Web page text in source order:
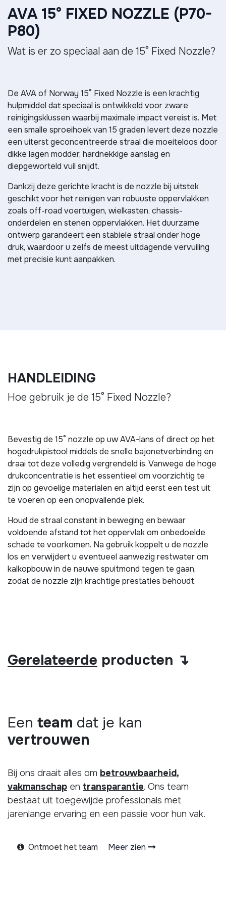
AVA 15° FIXED NOZZLE (P70-
P80)
Wat is er zo speciaal aan de 15° Fixed Nozzle?
De AVA of Norway 15° Fixed Nozzle is een krachtig
hulpmiddel dat speciaal is ontwikkeld voor zware
reinigingsklussen waarbij maximale impact vereist is. Met
een smalle sproeihoek van 15 graden levert deze nozzle
een uiterst geconcentreerde straal die moeiteloos door
dikke lagen modder, hardnekkige aanslag en
diepgeworteld vuil snijdt.
Dankzij deze gerichte kracht is de nozzle bij uitstek
geschikt voor het reinigen van robuuste oppervlakken
zoals off-road voertuigen, wielkasten, chassis-
onderdelen en stenen oppervlakken. Het duurzame
ontwerp garandeert een stabiele straal onder hoge
druk, waardoor u zelfs de meest uitdagende vervuiling
met precisie kunt aanpakken.
HANDLEIDING
Hoe gebruik je de 15° Fixed Nozzle?
Bevestig de 15° nozzle op uw AVA-lans of direct op het
hogedrukpistool middels de snelle bajonetverbinding en
draai tot deze volledig vergrendeld is. Vanwege de hoge
drukconcentratie is het essentieel om voorzichtig te
zijn op gevoelige materialen en altijd eerst een test uit
te voeren op een onopvallende plek.
Houd de straal constant in beweging en bewaar
voldoende afstand tot het oppervlak om onbedoelde
schade te voorkomen. Na gebruik koppelt u de nozzle
los en verwijdert u eventueel aanwezig restwater om
kalkopbouw in de nauwe spuitmond tegen te gaan,
zodat de nozzle zijn krachtige prestaties behoudt.
Gerelateerde producten ↴
Een team dat je kan
vertrouwen
Bij ons draait alles om betrouwbaarheid,
vakmanschap en transparantie. Ons team
bestaat uit toegewijde professionals met
jarenlange ervaring en een passie voor hun vak.
Ontmoet het team Meer zien